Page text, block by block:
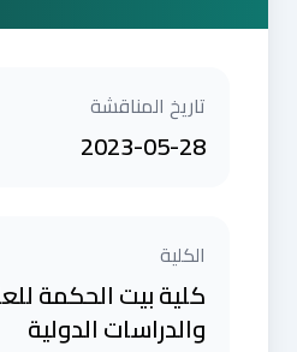
تاريخ المناقشة
2023-05-28
الكلية
كلية بيت الحكمة
والدراسات الدولية